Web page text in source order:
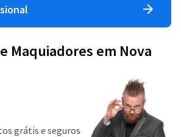
Maquiadores em Nova
grátis e seguros